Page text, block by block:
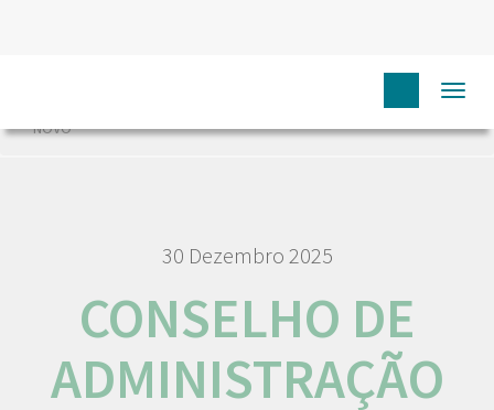
CONSELHO DE ADMINISTRAÇÃO IPO PORTO: MENSAGEM DE ANO
NOVO
30 Dezembro 2025
CONSELHO DE
ADMINISTRAÇÃO